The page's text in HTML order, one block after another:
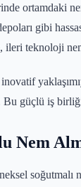
ortamdaki
gibi
, ileri teknoloji
güçlü iş
Nem
soğutmalı